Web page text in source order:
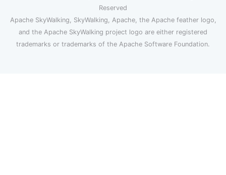
Reserved
Apache SkyWalking, SkyWalking, Apache, the Apache feather logo,
and the Apache SkyWalking project logo are either registered
trademarks or trademarks of the Apache Software Foundation.